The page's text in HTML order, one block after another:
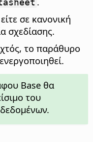
σε κανονική
σχεδίασης.
το παράθυρο
Base θα
του